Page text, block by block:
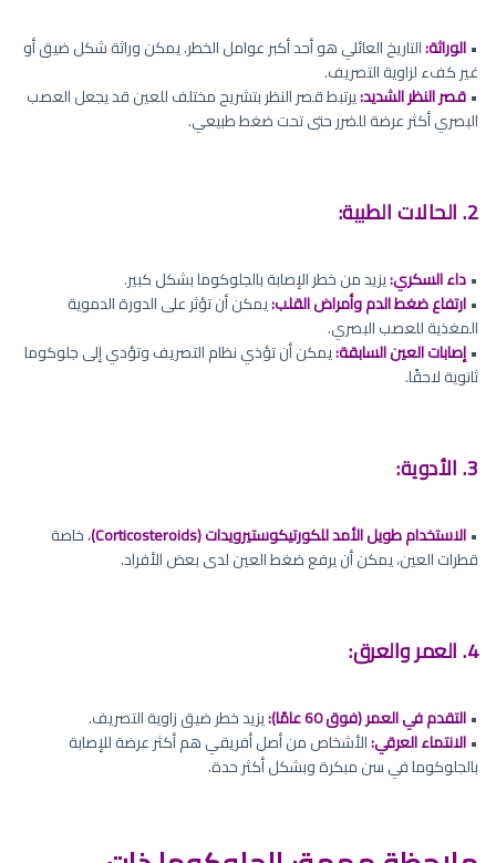
•الوراثة:التاريخ العائلي هو أحد أكبر عوامل الخطر. يمكن وراثة شكل ضيق أو
غير كفء لزاوية التصريف.
•قصر النظر الشديد:يرتبط قصر النظر بتشريح مختلف للعين قد يجعل العصب
البصري أكثر عرضة للضرر حتى تحت ضغط طبيعي.
2. الحالات الطبية:
•داء السكري:يزيد من خطر الإصابة بالجلوكوما بشكل كبير.
•ارتفاع ضغط الدم وأمراض القلب:يمكن أن تؤثر على الدورة الدموية
المغذية للعصب البصري.
•إصابات العين السابقة:يمكن أن تؤذي نظام التصريف وتؤدي إلى جلوكوما
ثانوية لاحقًا.
3. الأدوية:
•الاستخدام طويل الأمد للكورتيكوستيرويدات (Corticosteroids)
، خاصة
قطرات العين، يمكن أن يرفع ضغط العين لدى بعض الأفراد.
4. العمر والعرق:
•التقدم في العمر (فوق 60 عامًا):
يزيد خطر ضيق زاوية التصريف.
•الانتماء العرقي:الأشخاص من أصل أفريقي هم أكثر عرضة للإصابة
بالجلوكوما في سن مبكرة وبشكل أكثر حدة.